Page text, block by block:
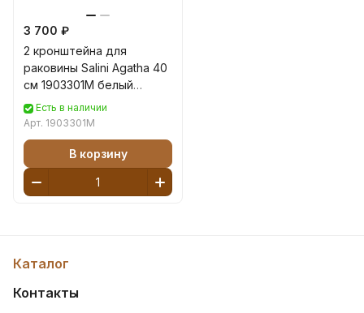
3 700 ₽
2 кронштейна для
раковины Salini Agatha 40
см 1903301M белый
матовый
Есть в наличии
Арт. 1903301M
В корзину
Каталог
Контакты